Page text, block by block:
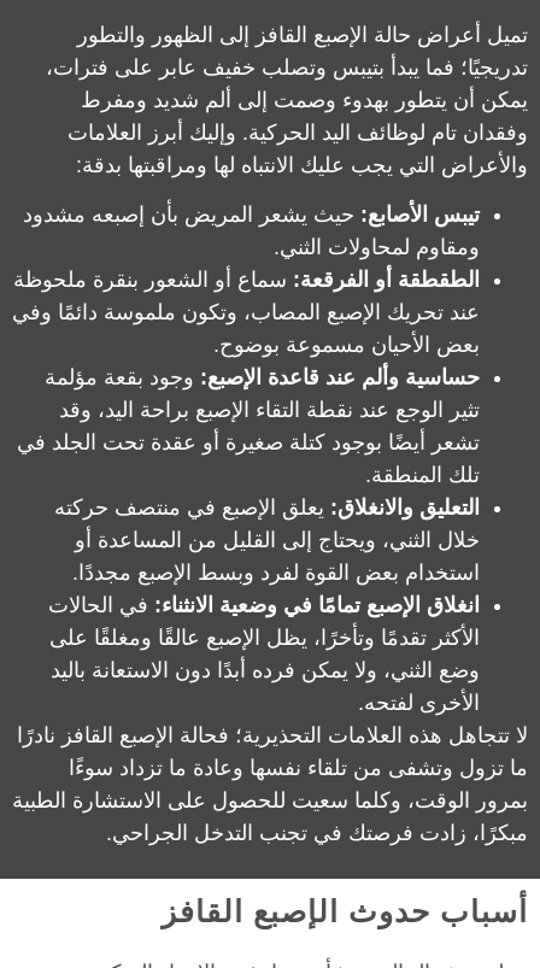
تميل أعراض حالة الإصبع القافز إلى الظهور والتطور
تدريجيًا؛ فما يبدأ بتيبس وتصلب خفيف عابر على فترات،
يمكن أن يتطور بهدوء وصمت إلى ألم شديد ومفرط
وفقدان تام لوظائف اليد الحركية. وإليك أبرز العلامات
والأعراض التي يجب عليك الانتباه لها ومراقبتها بدقة:
تيبس الأصابع: حيث يشعر المريض بأن إصبعه مشدود
ومقاوم لمحاولات الثني.
الطقطقة أو الفرقعة: سماع أو الشعور بنقرة ملحوظة
عند تحريك الإصبع المصاب، وتكون ملموسة دائمًا وفي
بعض الأحيان مسموعة بوضوح.
حساسية وألم عند قاعدة الإصبع: وجود بقعة مؤلمة
تثير الوجع عند نقطة التقاء الإصبع براحة اليد، وقد
تشعر أيضًا بوجود كتلة صغيرة أو عقدة تحت الجلد في
تلك المنطقة.
التعليق والانغلاق: يعلق الإصبع في منتصف حركته
خلال الثني، ويحتاج إلى القليل من المساعدة أو
استخدام بعض القوة لفرد وبسط الإصبع مجددًا.
انغلاق الإصبع تمامًا في وضعية الانثناء: في الحالات
الأكثر تقدمًا وتأخرًا، يظل الإصبع عالقًا ومغلقًا على
وضع الثني، ولا يمكن فرده أبدًا دون الاستعانة باليد
الأخرى لفتحه.
لا تتجاهل هذه العلامات التحذيرية؛ فحالة الإصبع القافز نادرًا
ما تزول وتشفى من تلقاء نفسها وعادة ما تزداد سوءًا
بمرور الوقت، وكلما سعيت للحصول على الاستشارة الطبية
مبكرًا، زادت فرصتك في تجنب التدخل الجراحي.
أسباب حدوث الإصبع القافز